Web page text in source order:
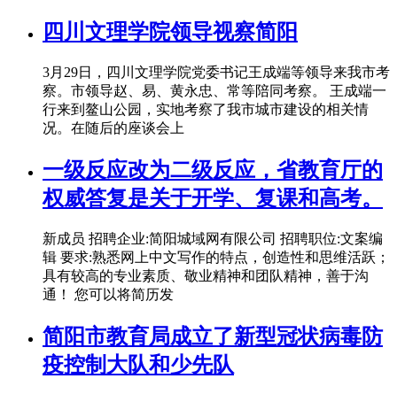
四川文理学院领导视察简阳
3月29日，四川文理学院党委书记王成端等领导来我市考
察。市领导赵、易、黄永忠、常等陪同考察。 王成端一
行来到鳌山公园，实地考察了我市城市建设的相关情
况。在随后的座谈会上
一级反应改为二级反应，省教育厅的
权威答复是关于开学、复课和高考。
新成员 招聘企业:简阳城域网有限公司 招聘职位:文案编
辑 要求:熟悉网上中文写作的特点，创造性和思维活跃；
具有较高的专业素质、敬业精神和团队精神，善于沟
通！ 您可以将简历发
简阳市教育局成立了新型冠状病毒防
疫控制大队和少先队